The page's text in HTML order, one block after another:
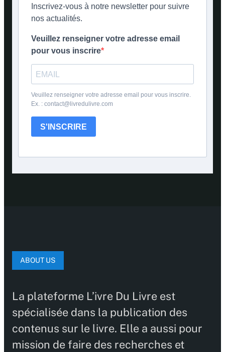
Inscrivez-vous à notre newsletter pour suivre
nos actualités.
Veuillez renseigner votre adresse email
pour vous inscrire
Veuillez renseigner votre adresse email pour vous inscrire.
Ex. : contact@livredulivre.com
S'INSCRIRE
ABOUT US
La plateforme L’ivre Du Livre est
spécialisée dans la publication des
contenus sur le livre. Elle a aussi pour
mission de faire des recherches et